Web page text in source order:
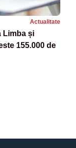
Actualitate
Limba și
155.000 de